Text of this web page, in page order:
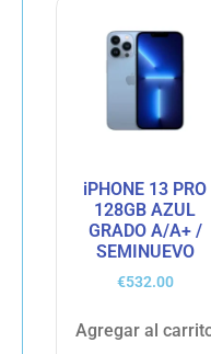
iPHONE 13 PRO
128GB AZUL
GRADO A/A+ /
SEMINUEVO
€532.00
Agregar al